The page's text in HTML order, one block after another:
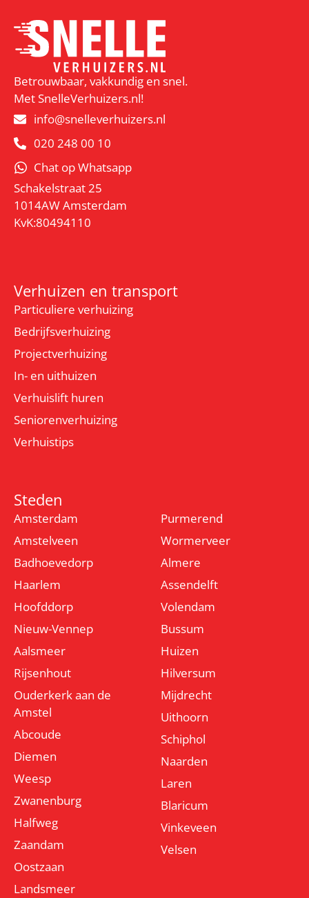
Betrouwbaar, vakkundig en snel.
Met SnelleVerhuizers.nl!
info@snelleverhuizers.nl
020 248 00 10
Chat op Whatsapp
Schakelstraat 25
1014AW Amsterdam
KvK:80494110
Verhuizen en transport
Particuliere verhuizing
Bedrijfsverhuizing
Projectverhuizing
In- en uithuizen
Verhuislift huren
Seniorenverhuizing
Verhuistips
Steden
Amsterdam
Amstelveen
Badhoevedorp
Haarlem
Hoofddorp
Nieuw-Vennep
Aalsmeer
Rijsenhout
Ouderkerk aan de
Amstel
Abcoude
Diemen
Weesp
Zwanenburg
Halfweg
Zaandam
Oostzaan
Landsmeer
Purmerend
Wormerveer
Almere
Assendelft
Volendam
Bussum
Huizen
Hilversum
Mijdrecht
Uithoorn
Schiphol
Naarden
Laren
Blaricum
Vinkeveen
Velsen